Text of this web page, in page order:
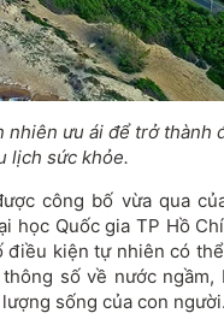
nhiên ưu ái để trở thành
lịch sức khỏe.
công bố vừa qua
học Quốc gia TP Hồ
điều kiện tự nhiên có
số về nước ngầm,
sống của con người.